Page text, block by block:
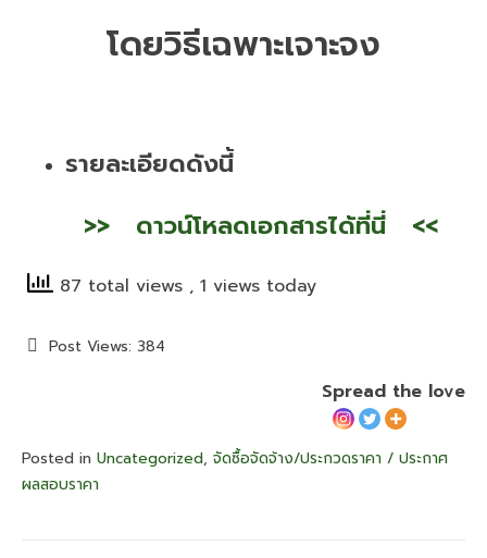
โดยวิธีเฉพาะเจาะจง
รายละเอียดดังนี้
>> ดาวน์โหลดเอกสารได้ที่นี่ <<
87 total views , 1 views today
Post Views: 384
Spread the love
Posted in Uncategorized, จัดซื้อจัดจ้าง/ประกวดราคา / ประกาศ
ผลสอบราคา